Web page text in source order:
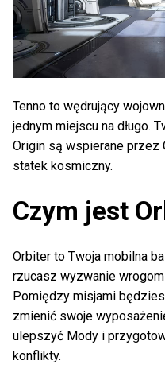
Tenno to wędrujący
jednym miejscu na długo.
Origin są wspierane
statek kosmiczny.
Czym jest
Orbiter to Twoja mobilna
rzucasz wyzwanie
Pomiędzy misjami
zmienić swoje
ulepszyć Mody i
konflikty.